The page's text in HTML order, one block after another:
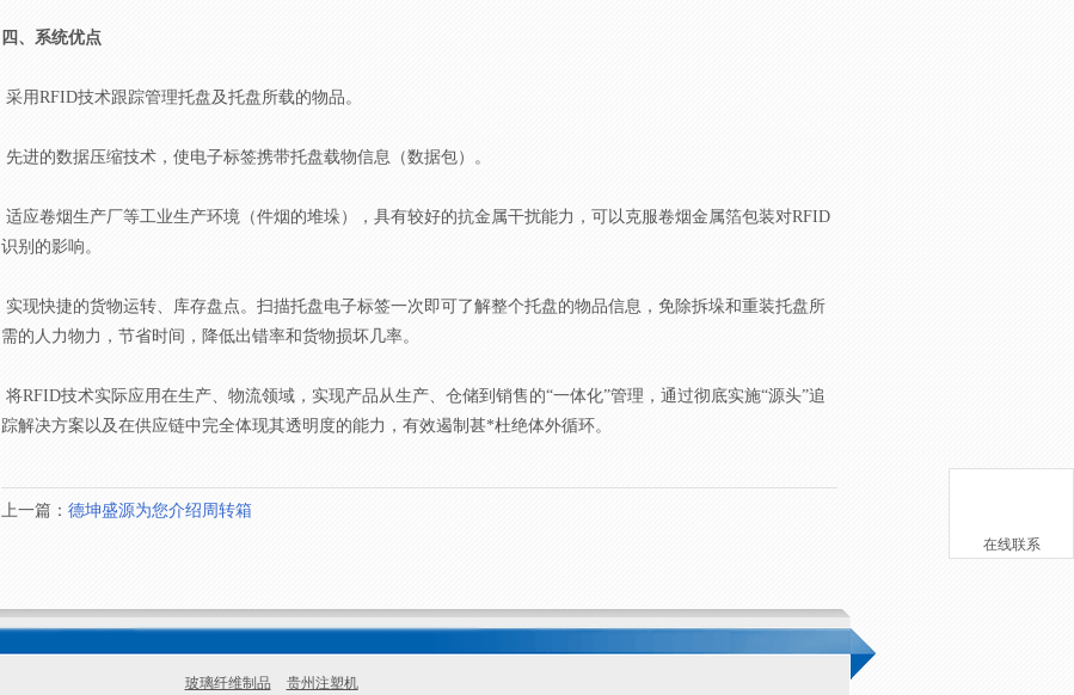
四、系统优点
采用RFID技术跟踪管理托盘及托盘所载的物品。
先进的数据压缩技术，使电子标签携带托盘载物信息（数据包）。
适应卷烟生产厂等工业生产环境（件烟的堆垛），具有较好的抗金属干扰能力，可以克服卷烟金属箔包装对RFID
识别的影响。
实现快捷的货物运转、库存盘点。扫描托盘电子标签一次即可了解整个托盘的物品信息，免除拆垛和重装托盘所
需的人力物力，节省时间，降低出错率和货物损坏几率。
将RFID技术实际应用在生产、物流领域，实现产品从生产、仓储到销售的“一体化”管理，通过彻底实施“源头”追
踪解决方案以及在供应链中完全体现其透明度的能力，有效遏制甚*杜绝体外循环。
上一篇： 德坤盛源为您介绍周转箱
玻璃纤维制品 贵州注塑机
在线联系